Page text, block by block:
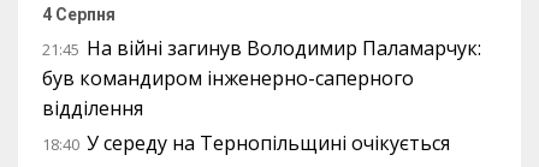
4 Серпня
21:45 На війні загинув Володимир Паламарчук:
був командиром інженерно-саперного
відділення
18:40 У середу на Тернопільщині очікується